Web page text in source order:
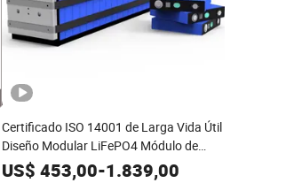
Certificado ISO 14001 de Larga Vida Útil
Diseño Modular LiFePO4 Módulo de
Batería de Litio
US$ 453,00-1.839,00